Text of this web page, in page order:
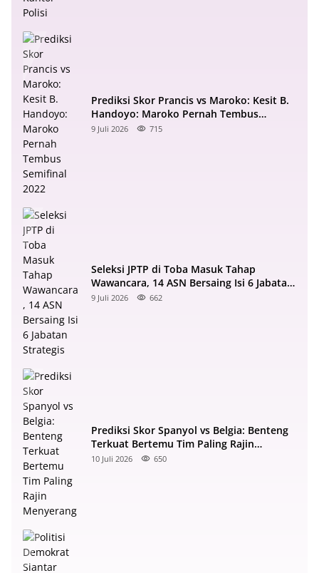
Prediksi Skor Prancis vs Maroko: Kesit B.
Handoyo: Maroko Pernah Tembus
Semifinal 2022
9 Juli 2026 715
Seleksi JPTP di Toba Masuk Tahap
Wawancara, 14 ASN Bersaing Isi 6 Jabatan
Strategis
9 Juli 2026 662
Prediksi Skor Spanyol vs Belgia: Benteng
Terkuat Bertemu Tim Paling Rajin
Menyerang
10 Juli 2026 650